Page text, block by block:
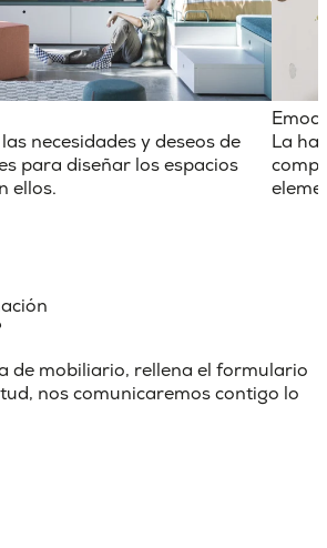
necesidades y deseos de
para diseñar los espacios
ellos.
La
de mobiliario, rellena el formulario
nos comunicaremos contigo lo